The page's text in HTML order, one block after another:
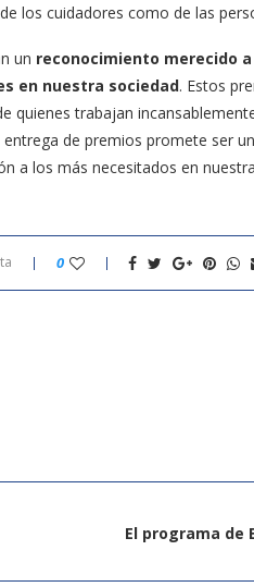
los cuidadores como de las
un reconocimiento merecido
en nuestra sociedad. Estos
quienes trabajan
de premios promete ser
a los más necesitados en
0
El programa de